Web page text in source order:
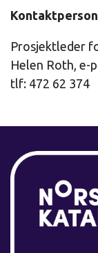
Kontaktperson
Prosjektleder
Helen Roth, e-
tlf: 472 62 374